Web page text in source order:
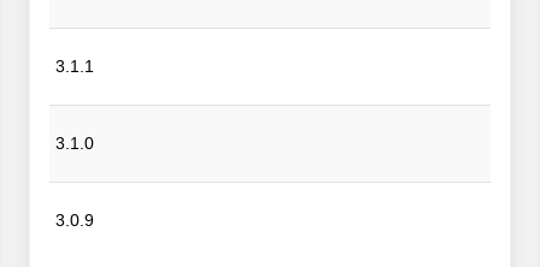
3.1.1
3.1.0
3.0.9